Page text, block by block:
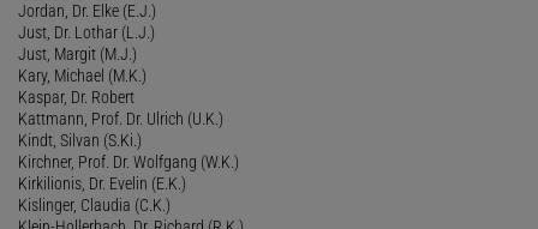
Jordan, Dr. Elke (E.J.)
Just, Dr. Lothar (L.J.)
Just, Margit (M.J.)
Kary, Michael (M.K.)
Kaspar, Dr. Robert
Kattmann, Prof. Dr. Ulrich (U.K.)
Kindt, Silvan (S.Ki.)
Kirchner, Prof. Dr. Wolfgang (W.K.)
Kirkilionis, Dr. Evelin (E.K.)
Kislinger, Claudia (C.K.)